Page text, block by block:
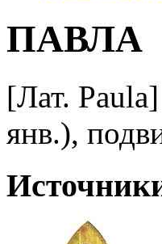
ПАВЛА
[Лат.
янв.),